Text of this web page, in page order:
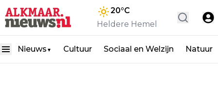
20°C
Heldere Hemel
Nieuws ▼ Cultuur Sociaal en Welzijn Natuur